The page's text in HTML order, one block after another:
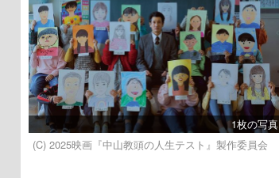
1枚の写真
(C) 2025映画『中山教頭の人生テスト』製作委員会